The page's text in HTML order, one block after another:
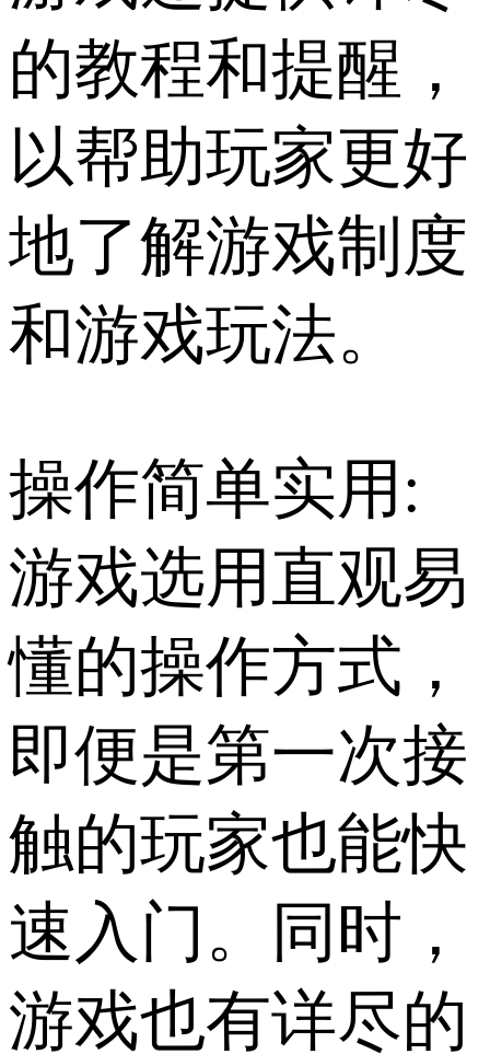
的教程和提醒，
以帮助玩家更好
地了解游戏制度
和游戏玩法。
操作简单实用:
游戏选用直观易
懂的操作方式，
即便是第一次接
触的玩家也能快
速入门。同时，
游戏也有详尽的